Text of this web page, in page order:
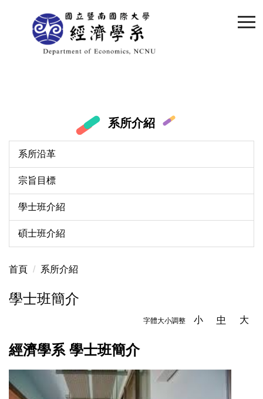
系所介紹
系所沿革
宗旨目標
學士班介紹
碩士班介紹
首頁 系所介紹
學士班簡介
字體大小調整 小 中 大
經濟學系 學士班簡介